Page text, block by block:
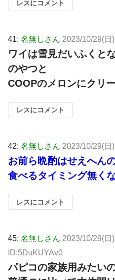
レスにコメント
41: 名無しさん 2023/10/29(日
ワイは雪見だいふくと
のやつと
COOPのメロンにクリ
レスにコメント
42: 名無しさん 2023/10/29(日
お前ら晩酌はせえへん
食べるタイミング無く
レスにコメント
45: 名無しさん 2023/10/29(日
ID:5DuKUYAv0
パピコの家族用みたい